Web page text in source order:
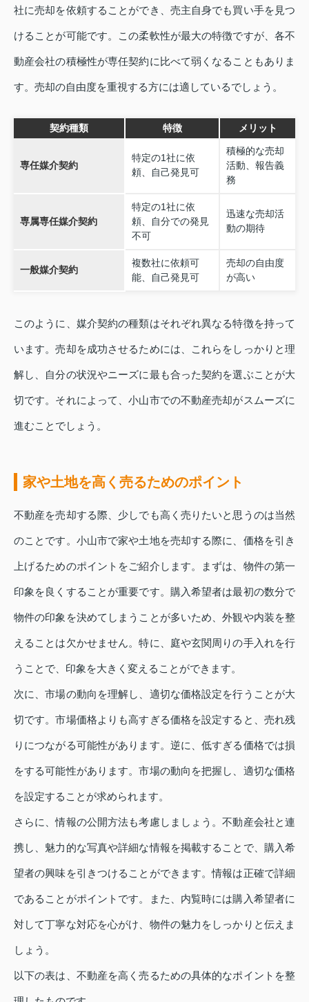
社に売却を依頼することができ、売主自身でも買い手を見つ
けることが可能です。この柔軟性が最大の特徴ですが、各不
動産会社の積極性が専任契約に比べて弱くなることもありま
す。売却の自由度を重視する方には適しているでしょう。
契約種類 特徴 メリット
専任媒介契約
特定の1社に依
頼、自己発見可
積極的な売却
活動、報告義
務
専属専任媒介契約
特定の1社に依
頼、自分での発見
不可
迅速な売却活
動の期待
一般媒介契約
複数社に依頼可
能、自己発見可
売却の自由度
が高い
このように、媒介契約の種類はそれぞれ異なる特徴を持って
います。売却を成功させるためには、これらをしっかりと理
解し、自分の状況やニーズに最も合った契約を選ぶことが大
切です。それによって、小山市での不動産売却がスムーズに
進むことでしょう。
家や土地を高く売るためのポイント
不動産を売却する際、少しでも高く売りたいと思うのは当然
のことです。小山市で家や土地を売却する際に、価格を引き
上げるためのポイントをご紹介します。まずは、物件の第一
印象を良くすることが重要です。購入希望者は最初の数分で
物件の印象を決めてしまうことが多いため、外観や内装を整
えることは欠かせません。特に、庭や玄関周りの手入れを行
うことで、印象を大きく変えることができます。
次に、市場の動向を理解し、適切な価格設定を行うことが大
切です。市場価格よりも高すぎる価格を設定すると、売れ残
りにつながる可能性があります。逆に、低すぎる価格では損
をする可能性があります。市場の動向を把握し、適切な価格
を設定することが求められます。
さらに、情報の公開方法も考慮しましょう。不動産会社と連
携し、魅力的な写真や詳細な情報を掲載することで、購入希
望者の興味を引きつけることができます。情報は正確で詳細
であることがポイントです。また、内覧時には購入希望者に
対して丁寧な対応を心がけ、物件の魅力をしっかりと伝えま
しょう。
以下の表は、不動産を高く売るための具体的なポイントを整